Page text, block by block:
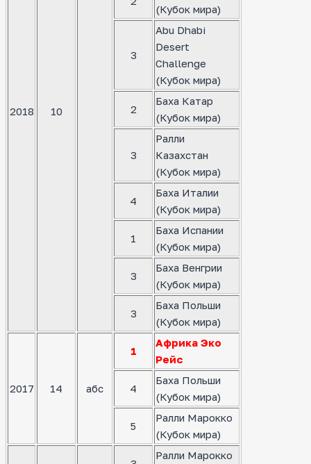
2018 10
(Кубок мира)
3
Abu Dhabi
Desert
Challenge
(Кубок мира)
2
Баха Катар
(Кубок мира)
3
Ралли
Казахстан
(Кубок мира)
4
Баха Италии
(Кубок мира)
1
Баха Испании
(Кубок мира)
3
Баха Венгрии
(Кубок мира)
3
Баха Польши
(Кубок мира)
2017 14 абс
1
Африка Эко
Рейс
4
Баха Польши
(Кубок мира)
5
Ралли Марокко
(Кубок мира)
Ралли Марокко